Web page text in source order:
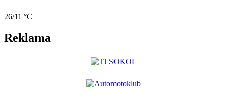
26/11 °C
Reklama